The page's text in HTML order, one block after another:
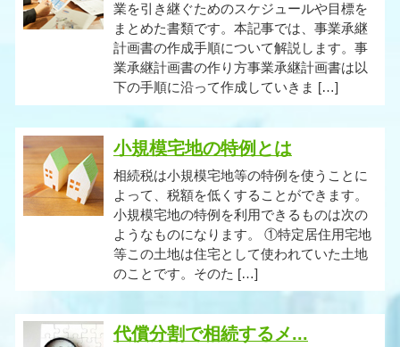
業を引き継ぐためのスケジュールや目標を
まとめた書類です。本記事では、事業承継
計画書の作成手順について解説します。事
業承継計画書の作り方事業承継計画書は以
下の手順に沿って作成していきま […]
小規模宅地の特例とは
相続税は小規模宅地等の特例を使うことに
よって、税額を低くすることができます。
小規模宅地の特例を利用できるものは次の
ようなものになります。 ①特定居住用宅地
等この土地は住宅として使われていた土地
のことです。そのた […]
代償分割で相続するメ...